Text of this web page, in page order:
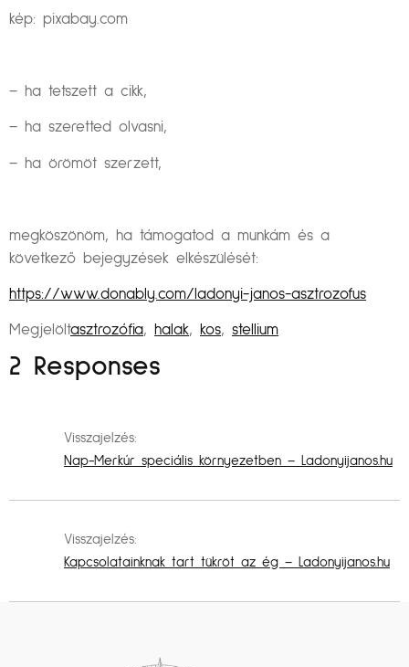
kép: pixabay.com
– ha tetszett a cikk,
– ha szeretted olvasni,
– ha örömöt szerzett,
megköszönöm, ha támogatod a munkám és a
következő bejegyzések elkészülését:
https://www.donably.com/ladonyi-janos-asztrozofus
Megjelöltasztrozófia, halak, kos, stellium
2 Responses
Visszajelzés:
Nap-Merkúr speciális környezetben – Ladonyijanos.hu
Visszajelzés:
Kapcsolatainknak tart tükröt az ég – Ladonyijanos.hu